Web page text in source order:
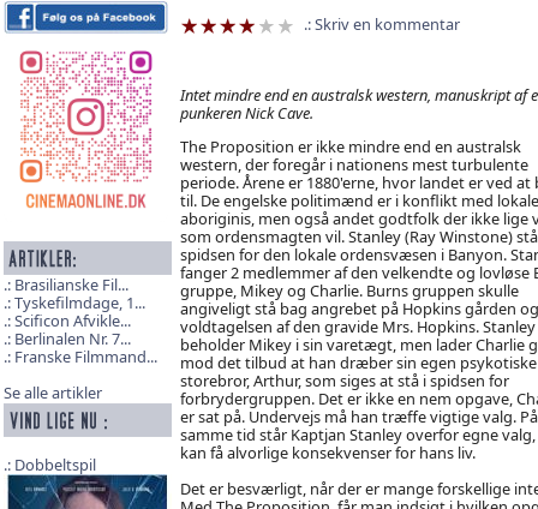
Brasilianske Fil...
Tyskefilmdage, 1...
Scificon Afvikle...
Berlinalen Nr. 7...
Franske Filmmand...
Se alle artikler
Dobbeltspil
Skriv en kommentar
Intet mindre end en australsk western, manuskript af
punkeren Nick Cave.
The Proposition er ikke mindre end en australsk
western, der foregår i nationens mest turbulente
periode. Årene er 1880'erne, hvor landet er ved at
til. De engelske politimænd er i konflikt med lokale
aboriginis, men også andet godtfolk der ikke lige
som ordensmagten vil. Stanley (Ray Winstone)
spidsen for den lokale ordensvæsen i Banyon.
fanger 2 medlemmer af den velkendte og lovløse
gruppe, Mikey og Charlie. Burns gruppen skulle
angiveligt stå bag angrebet på Hopkins gården og
voldtagelsen af den gravide Mrs. Hopkins. Stanley
beholder Mikey i sin varetægt, men lader Charlie
mod det tilbud at han dræber sin egen psykotiske
storebror, Arthur, som siges at stå i spidsen for
forbrydergruppen. Det er ikke en nem opgave,
er sat på. Undervejs må han træffe vigtige valg. På
samme tid står Kaptjan Stanley overfor egne
kan få alvorlige konsekvenser for hans liv.
Det er besværligt, når der er mange forskellige